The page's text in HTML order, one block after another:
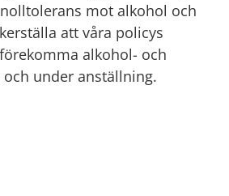
mot alkohol och
att våra policys
alkohol- och
under anställning.